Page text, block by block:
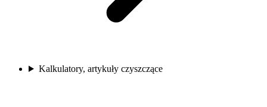
Kalkulatory, artykuły czyszczące